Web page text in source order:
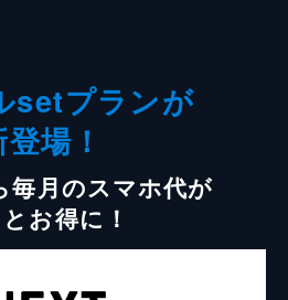
setプランが
場！
毎月のスマホ代が
お得に！